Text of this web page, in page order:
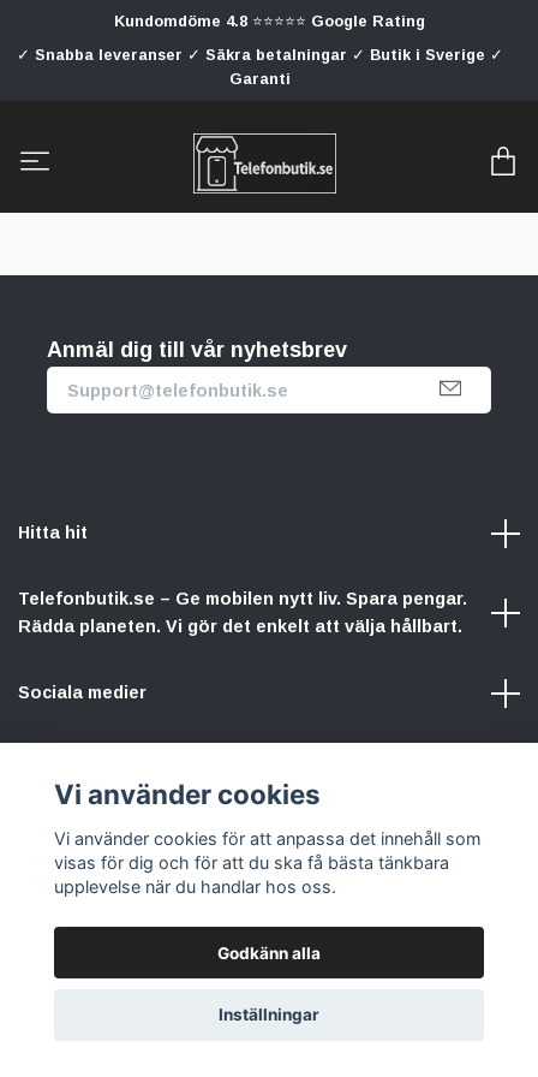
Kundomdöme 4.8 ⭐⭐⭐⭐⭐ Google Rating
✓ Snabba leveranser ✓ Säkra betalningar ✓ Butik i Sverige ✓
Garanti
Anmäl dig till vår nyhetsbrev
Hitta hit
Telefonbutik.se – Ge mobilen nytt liv. Spara pengar.
Rädda planeten. Vi gör det enkelt att välja hållbart.
Sociala medier
© 2026 Telefonbutik.se – din kompletta mobilbutik online
Vi använder cookies
Vi använder cookies för att anpassa det innehåll som
visas för dig och för att du ska få bästa tänkbara
upplevelse när du handlar hos oss.
Godkänn alla
Inställningar